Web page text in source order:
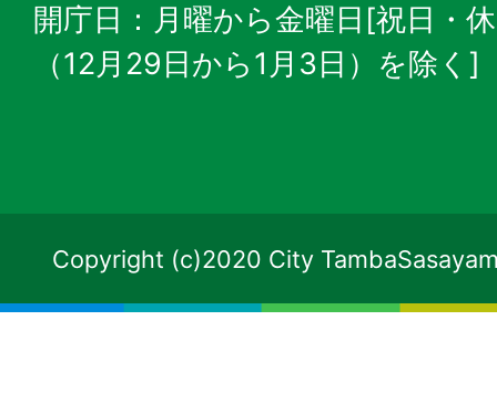
開庁日：月曜から金曜日[祝日・
（12月29日から1月3日）を除く]
Copyright (c)2020 City